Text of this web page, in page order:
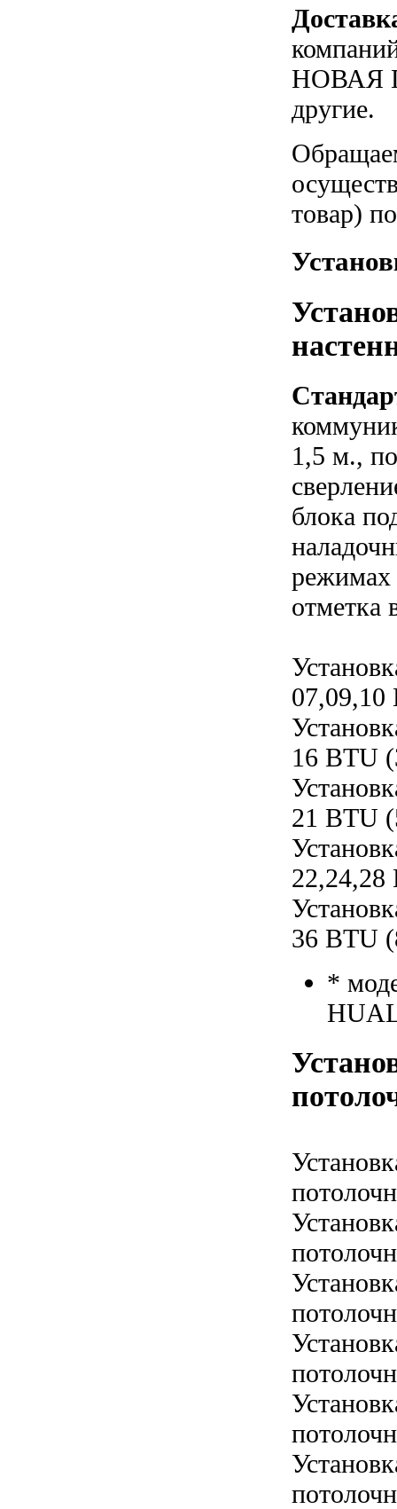
НОВАЯ
другие.
товар)
1,5 м.,
блока
режимах
отметка
16 BTU
21 BTU
36 BTU
*